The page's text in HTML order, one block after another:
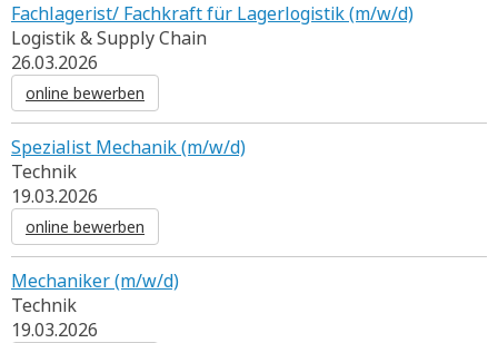
Fachlagerist/ Fachkraft für Lagerlogistik (m/w/d)
Logistik & Supply Chain
26.03.2026
online bewerben
Spezialist Mechanik (m/w/d)
Technik
19.03.2026
online bewerben
Mechaniker (m/w/d)
Technik
19.03.2026